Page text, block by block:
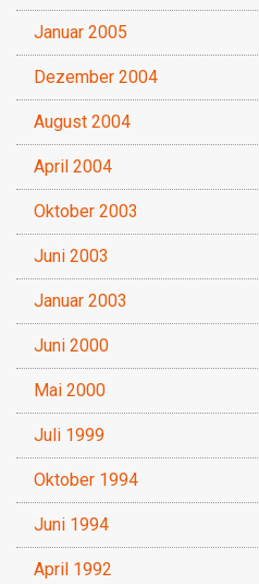
Januar 2005
Dezember 2004
August 2004
April 2004
Oktober 2003
Juni 2003
Januar 2003
Juni 2000
Mai 2000
Juli 1999
Oktober 1994
Juni 1994
April 1992